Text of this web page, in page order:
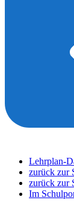
Lehrplan-
zurück zur
zurück zur
Im